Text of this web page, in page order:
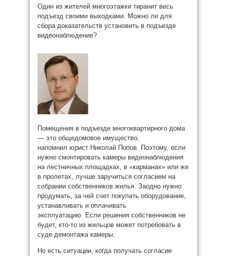
Один из жителей многоэтажки тиранит весь
подъезд своими выходками. Можно ли для
сбора доказательств установить в подъезде
видеонаблюдение?
Помещения в подъезде многоквартирного дома
— это общедомовое имущество,
напомнил юрист Николай Попов. Поэтому, если
нужно смонтировать камеры видеонаблюдения
на лестничных площадках, в «карманах» или же
в пролетах, лучше заручиться согласием на
собрании собственников жилья. Заодно нужно
продумать, за чей счет покупать оборудование,
устанавливать и оплачивать
эксплуатацию. Если решения собственников не
будет, кто-то из жильцов может потребовать в
суде демонтажа камеры.
Но есть ситуации, когда получать согласие